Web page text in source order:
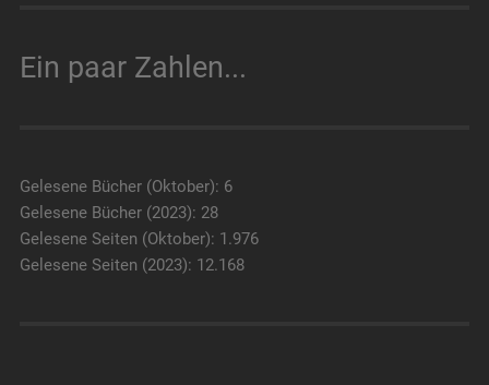
Ein paar Zahlen...
Gelesene Bücher (Oktober): 6
Gelesene Bücher (2023): 28
Gelesene Seiten (Oktober): 1.976
Gelesene Seiten (2023): 12.168